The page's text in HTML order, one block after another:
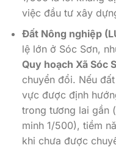
việc đầu tư xây
Đất Nông nghiệp
lệ lớn ở Sóc Sơn,
Quy hoạch Xã Sóc
chuyển đổi. Nếu
vực được định
trong tương lai gần
minh 1/500), tiềm
khi chưa được